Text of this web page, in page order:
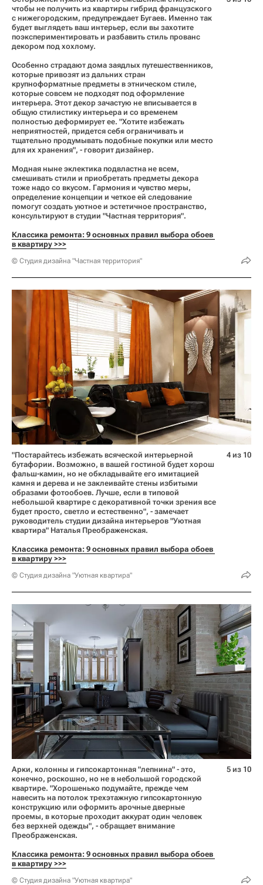
чтобы не получить из квартиры гибрид французского
с нижегородским, предупреждает Бугаев. Именно так
будет выглядеть ваш интерьер, если вы захотите
поэкспериментировать и разбавить стиль прованс
декором под хохлому.
Особенно страдают дома заядлых путешественников,
которые привозят из дальних стран
крупноформатные предметы в этническом стиле,
которые совсем не подходят под оформление
интерьера. Этот декор зачастую не вписывается в
общую стилистику интерьера и со временем
полностью деформирует ее. "Хотите избежать
неприятностей, придется себя ограничивать и
тщательно продумывать подобные покупки или место
для их хранения", - говорит дизайнер.
Модная ныне эклектика подвластна не всем,
смешивать стили и приобретать предметы декора
тоже надо со вкусом. Гармония и чувство меры,
определение концепции и четкое ей следование
помогут создать уютное и эстетичное пространство,
консультируют в студии "Частная территория".
Классика ремонта: 9 основных правил выбора обоев
в квартиру >>>
© Студия дизайна "Частная территория"
"Постарайтесь избежать всяческой интерьерной
бутафории. Возможно, в вашей гостиной будет хорош
фальш-камин, но не обкладывайте его имитацией
камня и дерева и не заклеивайте стены избитыми
образами фотообоев. Лучше, если в типовой
небольшой квартире с декоративной точки зрения все
будет просто, светло и естественно", - замечает
руководитель студии дизайна интерьеров "Уютная
квартира" Наталья Преображенская.
Классика ремонта: 9 основных правил выбора обоев
в квартиру >>>
© Студия дизайна "Уютная квартира"
4 из 10
Арки, колонны и гипсокартонная "лепнина" - это,
конечно, роскошно, но не в небольшой городской
квартире. "Хорошенько подумайте, прежде чем
навесить на потолок трехэтажную гипсокартонную
конструкцию или оформить арочные дверные
проемы, в которые проходит аккурат один человек
без верхней одежды", - обращает внимание
Преображенская.
Классика ремонта: 9 основных правил выбора обоев
в квартиру >>>
© Студия дизайна "Уютная квартира"
5 из 10